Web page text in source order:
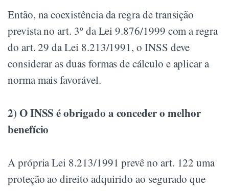
Então, na coexistência da regra de transição
prevista no art. 3º da Lei 9.876/1999 com a regra
do art. 29 da Lei 8.213/1991, o INSS deve
considerar as duas formas de cálculo e aplicar a
norma mais favorável.
2) O INSS é obrigado a conceder o melhor
benefício
A própria Lei 8.213/1991 prevê no art. 122 uma
proteção ao direito adquirido ao segurado que